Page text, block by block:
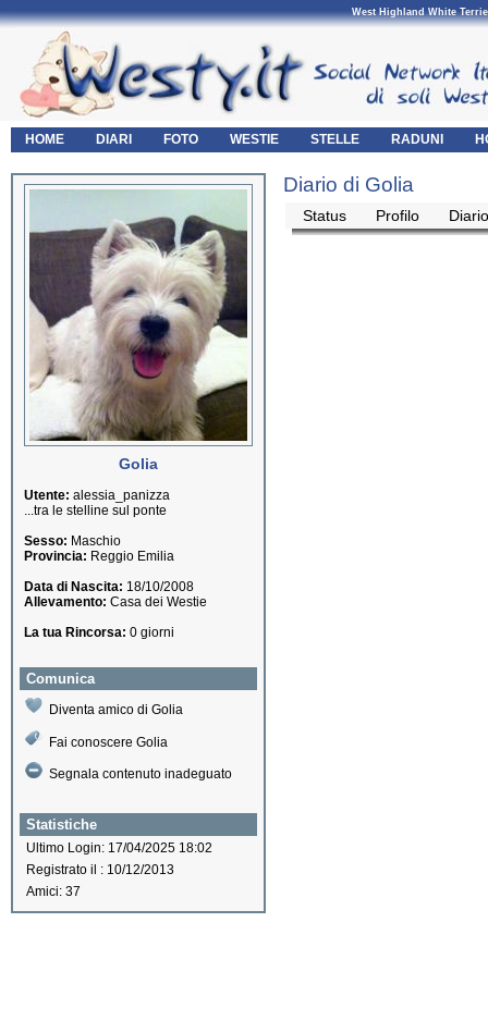
West Highland White
HOME DIARI FOTO WESTIE STELLE RADUNI
Golia
Utente: alessia_panizza
...tra le stelline sul ponte
Sesso: Maschio
Provincia: Reggio Emilia
Data di Nascita: 18/10/2008
Allevamento: Casa dei Westie
La tua Rincorsa: 0 giorni
Comunica
Diventa amico di Golia
Fai conoscere Golia
Segnala contenuto inadeguato
Statistiche
Ultimo Login: 17/04/2025 18:02
Registrato il : 10/12/2013
Amici: 37
Diario di Golia
Status Profilo Diario